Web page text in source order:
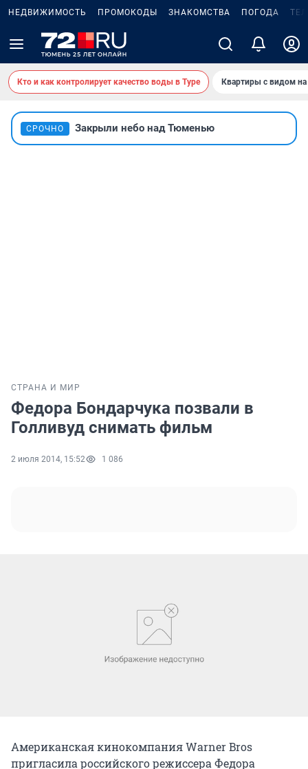
НЕДВИЖИМОСТЬ ПРОМОКОДЫ ЗНАКОМСТВА ПОГОДА
Кто и как контролирует качество воды в Туре Квартиры с видом на
СРОЧНО Закрыли небо над Тюменью
СТРАНА И МИР
Федора Бондарчука позвали в
Голливуд снимать фильм
2 июля 2014, 15:52 1 086
Американская кинокомпания Warner Bros
пригласила российского режиссера Федора